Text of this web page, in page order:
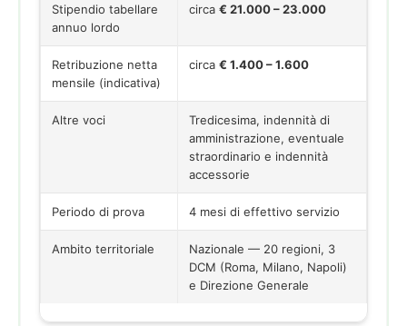
Stipendio tabellare
annuo lordo
circa € 21.000 – 23.000
Retribuzione netta
mensile (indicativa)
circa € 1.400 – 1.600
Altre voci
Tredicesima, indennità di
amministrazione, eventuale
straordinario e indennità
accessorie
Periodo di prova 4 mesi di effettivo servizio
Ambito territoriale
Nazionale — 20 regioni, 3
DCM (Roma, Milano, Napoli)
e Direzione Generale